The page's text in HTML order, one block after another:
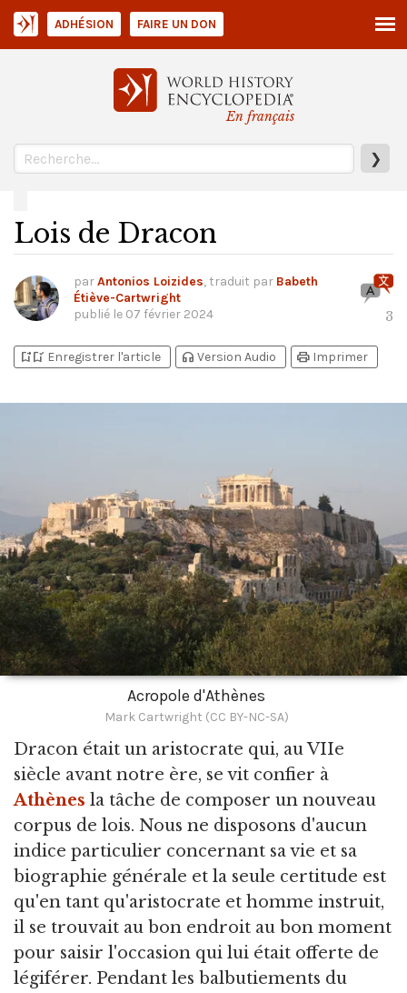
En français
❯
ADHÉSION FAIRE UN DON
Lois de Dracon
parAntonios Loizides, traduit par Babeth
Étiève-Cartwright
publié le 07 février 2024 3
bookmark_addbookmark_added Enregistrer l'article headphones Version Audio print Imprimer
Acropole d'Athènes
Mark Cartwright (CC BY-NC-SA)
Dracon était un aristocrate qui, au VIIe
siècle avant notre ère, se vit confier à
Athènes la tâche de composer un nouveau
corpus de lois. Nous ne disposons d'aucun
indice particulier concernant sa vie et sa
biographie générale et la seule certitude est
qu'en tant qu'aristocrate et homme instruit,
il se trouvait au bon endroit au bon moment
pour saisir l'occasion qui lui était offerte de
légiférer. Pendant les balbutiements du